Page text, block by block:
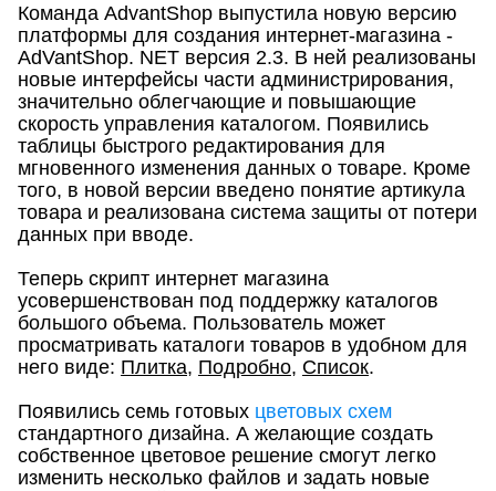
Команда AdvantShop выпустила новую версию
платформы для создания интернет-магазина -
AdVantShop. NET версия 2.3. В ней реализованы
новые интерфейсы части администрирования,
значительно облегчающие и повышающие
скорость управления каталогом. Появились
таблицы быстрого редактирования для
мгновенного изменения данных о товаре. Кроме
того, в новой версии введено понятие артикула
товара и реализована система защиты от потери
данных при вводе.
Теперь скрипт интернет магазина
усовершенствован под поддержку каталогов
большого объема. Пользователь может
просматривать каталоги товаров в удобном для
него виде: Плитка, Подробно, Список.
Появились семь готовых цветовых схем
стандартного дизайна. А желающие создать
собственное цветовое решение смогут легко
изменить несколько файлов и задать новые